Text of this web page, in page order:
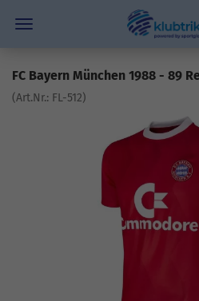
FC Bayern München 1988 - 89
(Art.Nr.: FL-512)